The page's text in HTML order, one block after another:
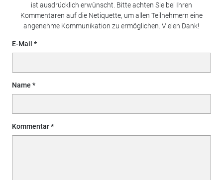
ist ausdrücklich erwünscht. Bitte achten Sie bei Ihren
Kommentaren auf die Netiquette, um allen Teilnehmern eine
angenehme Kommunikation zu ermöglichen. Vielen Dank!
E-Mail
Name
Kommentar